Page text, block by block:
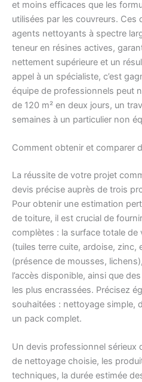
et moins efficaces que les
utilisées par les couvreurs. Ces
agents nettoyants à spectre
teneur en résines actives,
nettement supérieure et un
appel à un spécialiste, c’est
équipe de professionnels peut
de 120 m² en deux jours, un
semaines à un particulier non
Comment obtenir et comparer
La réussite de votre projet
devis précise auprès de trois
Pour obtenir une estimation
de toiture, il est crucial de
complètes : la surface totale
(tuiles terre cuite, ardoise, zinc,
(présence de mousses,
l’accès disponible, ainsi que
les plus encrassées. Précisez
souhaitées : nettoyage simple,
un pack complet.
Un devis professionnel sérieux
de nettoyage choisie, les
techniques, la durée estimée